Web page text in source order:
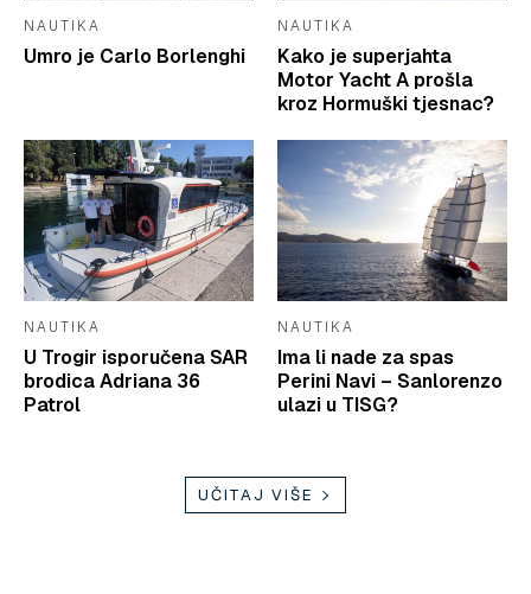
NAUTIKA
Umro je Carlo Borlenghi
NAUTIKA
Kako je superjahta
Motor Yacht A prošla
kroz Hormuški tjesnac?
NAUTIKA
U Trogir isporučena SAR
brodica Adriana 36
Patrol
NAUTIKA
Ima li nade za spas
Perini Navi – Sanlorenzo
ulazi u TISG?
UČITAJ VIŠE